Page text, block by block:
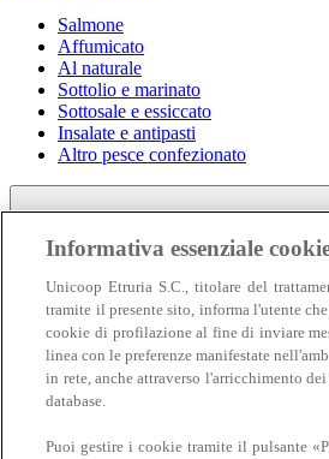
Salmone
Affumicato
Al naturale
Sottolio e marinato
Sottosale e essiccato
Insalate e antipasti
Altro pesce confezionato
Carne
Informativa essenziale
Unicoop Etruria S.C., titolare del
tramite il presente sito, informa l'utente
cookie di profilazione al fine di inviare
linea con le preferenze manifestate
in rete, anche attraverso l'arricchimento
database.
Puoi gestire i cookie tramite il pulsante